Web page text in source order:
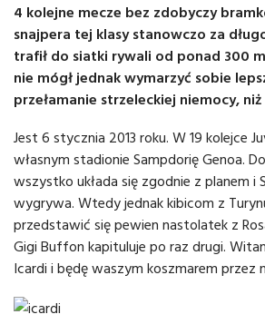
4 kolejne mecze bez zdobyczy
snajpera tej klasy stanowczo za
trafił do siatki rywali od ponad 300
nie mógł jednak wymarzyć sobie
przełamanie strzeleckiej niemocy,
Jest 6 stycznia 2013 roku. W 19 kolejce
własnym stadionie Sampdorię Genoa.
wszystko układa się zgodnie z planem i
wygrywa. Wtedy jednak kibicom z
przedstawić się pewien nastolatek z
Gigi Buffon kapituluje po raz drugi.
Icardi i będę waszym koszmarem przez